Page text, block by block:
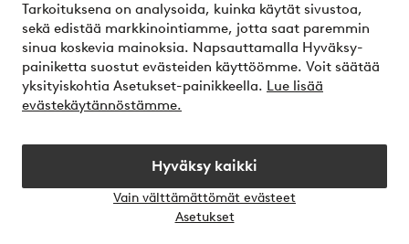
Tarkoituksena on analysoida, kuinka käytät sivustoa,
sekä edistää markkinointiamme, jotta saat paremmin
sinua koskevia mainoksia. Napsauttamalla Hyväksy-
painiketta suostut evästeiden käyttöömme. Voit säätää
yksityiskohtia Asetukset-painikkeella. Lue lisää
evästekäytännöstämme.
Hyväksy kaikki
Vain välttämättömät evästeet
Asetukset
Haluatko tietää lisää maksuvaihtoehdoistamme?
elpy